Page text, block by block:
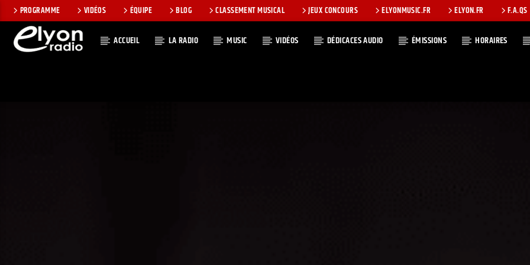
PROGRAMME VIDÉOS ÉQUIPE BLOG CLASSEMENT MUSICAL JEUX CONCOURS ELYONMUSIC.FR ELYON.FR F.A.QS
ACCUEIL LA RADIO MUSIC VIDÉOS DÉDICACES AUDIO ÉMISSIONS HORAIRES